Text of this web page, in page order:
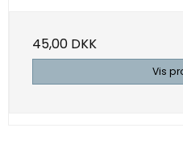
45,00 DKK
Vis